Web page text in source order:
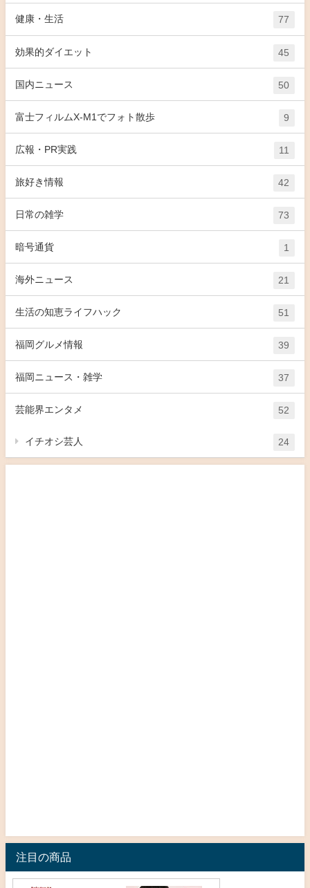
健康・生活 77
効果的ダイエット 45
国内ニュース 50
富士フィルムX-M1でフォト散歩 9
広報・PR実践 11
旅好き情報 42
日常の雑学 73
暗号通貨 1
海外ニュース 21
生活の知恵ライフハック 51
福岡グルメ情報 39
福岡ニュース・雑学 37
芸能界エンタメ 52
イチオシ芸人 24
注目の商品